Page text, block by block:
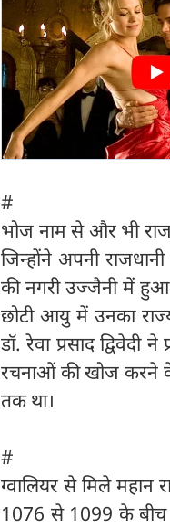
#
भोज नाम से और भी
जिन्होंने अपनी
की नगरी उज्जैनी में हुआ।
छोटी आयु में उनका
डॉ. रेवा प्रसाद
रचनाओं की खोज करने
तक था।
#
ग्वालियर से मिले महान
1076 से 1099 के बीच